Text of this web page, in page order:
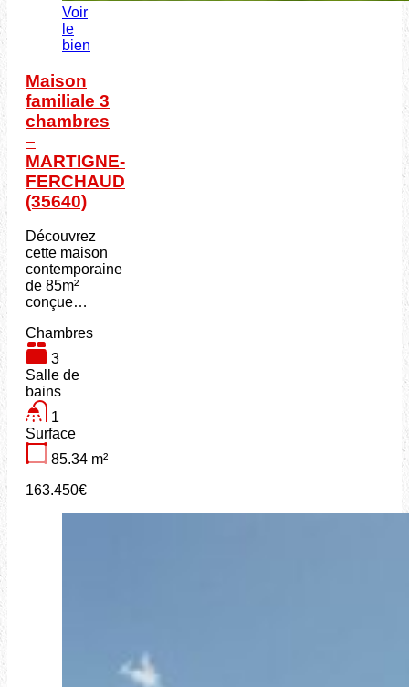
Voir
le
bien
Maison
familiale 3
chambres
–
MARTIGNE-
FERCHAUD
(35640)
Découvrez
cette maison
contemporaine
de 85m²
conçue…
Chambres
3
Salle de
bains
1
Surface
85.34 m²
163.450€